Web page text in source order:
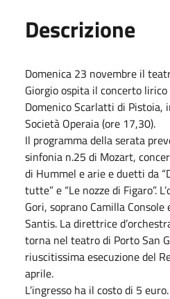
Descrizione
Domenica 23 novembre il
Giorgio ospita il concerto
Domenico Scarlatti di Pistoia,
Società Operaia (ore 17,30).
Il programma della serata
sinfonia n.25 di Mozart,
di Hummel e arie e duetti da
tutte” e “Le nozze di Figaro”.
Gori, soprano Camilla Console
Santis. La direttrice
torna nel teatro di Porto San
riuscitissima esecuzione del
aprile.
L’ingresso ha il costo di 5 euro.